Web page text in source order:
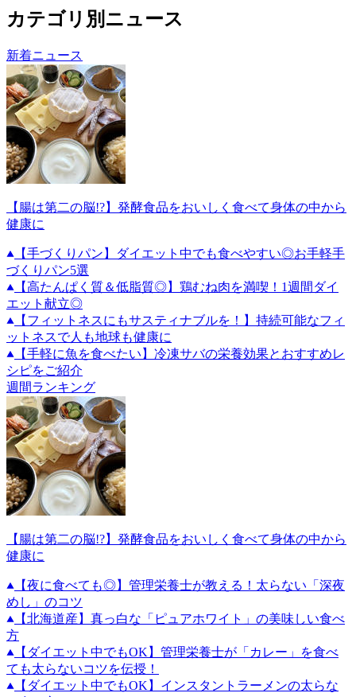
カテゴリ別ニュース
新着ニュース
【腸は第二の脳!?】発酵食品をおいしく食べて身体の中から
健康に
【手づくりパン】ダイエット中でも食べやすい◎お手軽手
づくりパン5選
【高たんぱく質＆低脂質◎】鶏むね肉を満喫！1週間ダイ
エット献立◎
【フィットネスにもサスティナブルを！】持続可能なフィ
ットネスで人も地球も健康に
【手軽に魚を食べたい】冷凍サバの栄養効果とおすすめレ
シピをご紹介
週間ランキング
【腸は第二の脳!?】発酵食品をおいしく食べて身体の中から
健康に
【夜に食べても◎】管理栄養士が教える！太らない「深夜
めし」のコツ
【北海道産】真っ白な「ピュアホワイト」の美味しい食べ
方
【ダイエット中でもOK】管理栄養士が「カレー」を食べ
ても太らないコツを伝授！
【ダイエット中でもOK】インスタントラーメンの太らな